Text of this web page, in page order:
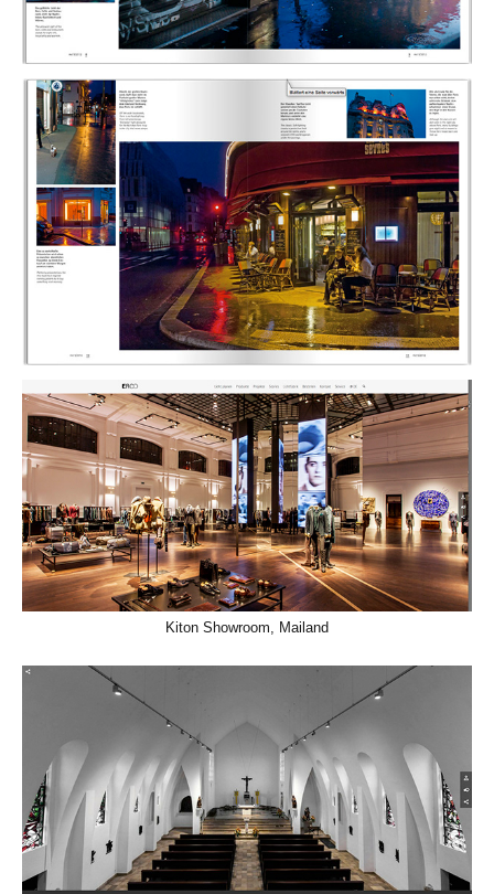
Kiton Showroom, Mailand